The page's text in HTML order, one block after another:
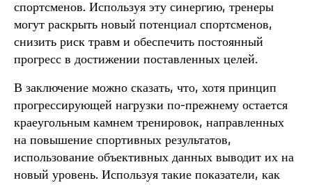
спортсменов. Используя эту синергию, тренеры
могут раскрыть новый потенциал спортсменов,
снизить риск травм и обеспечить постоянный
прогресс в достижении поставленных целей.
В заключение можно сказать, что, хотя принцип
прогрессирующей нагрузки по-прежнему остается
краеугольным камнем тренировок, направленных
на повышение спортивных результатов,
использование объективных данных выводит их на
новый уровень. Используя такие показатели, как